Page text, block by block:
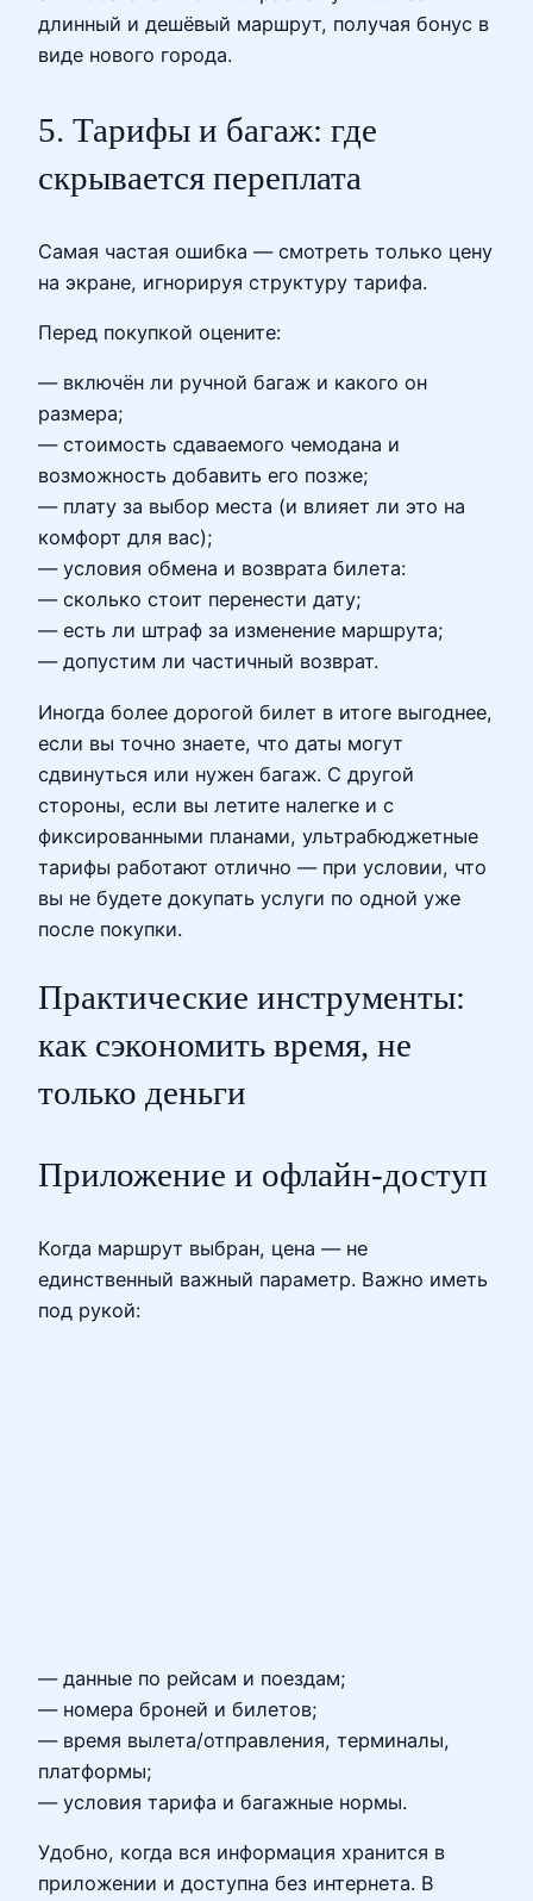
длинный и дешёвый маршрут, получая бонус в
виде нового города.
5. Тарифы и багаж: где
скрывается переплата
Самая частая ошибка — смотреть только цену
на экране, игнорируя структуру тарифа.
Перед покупкой оцените:
— включён ли ручной багаж и какого он
размера;
— стоимость сдаваемого чемодана и
возможность добавить его позже;
— плату за выбор места (и влияет ли это на
комфорт для вас);
— условия обмена и возврата билета:
— сколько стоит перенести дату;
— есть ли штраф за изменение маршрута;
— допустим ли частичный возврат.
Иногда более дорогой билет в итоге выгоднее,
если вы точно знаете, что даты могут
сдвинуться или нужен багаж. С другой
стороны, если вы летите налегке и с
фиксированными планами, ультрабюджетные
тарифы работают отлично — при условии, что
вы не будете докупать услуги по одной уже
после покупки.
Практические инструменты:
как сэкономить время, не
только деньги
Приложение и офлайн-доступ
Когда маршрут выбран, цена — не
единственный важный параметр. Важно иметь
под рукой:
— данные по рейсам и поездам;
— номера броней и билетов;
— время вылета/отправления, терминалы,
платформы;
— условия тарифа и багажные нормы.
Удобно, когда вся информация хранится в
приложении и доступна без интернета. В